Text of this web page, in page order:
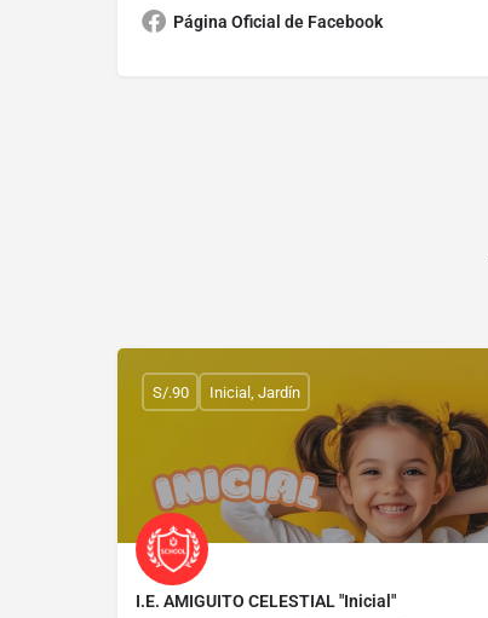
Página Oficial de Facebook
I.E. AMIGUITO CELESTIAL "Inicial"
S/.90 Inicial, Jardín